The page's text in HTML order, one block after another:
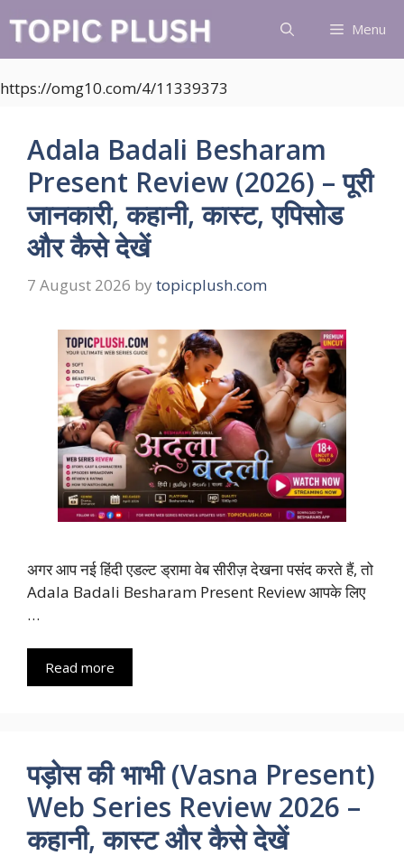
content
Menu
https://omg10.com/4/11339373
Adala Badali Besharam
Present Review (2026) – पूरी
जानकारी, कहानी, कास्ट, एपिसोड
और कैसे देखें
7 August 2026 by topicplush.com
अगर आप नई हिंदी एडल्ट ड्रामा वेब सीरीज़ देखना पसंद करते हैं, तो
Adala Badali Besharam Present Review आपके लिए
…
Read more
पड़ोस की भाभी (Vasna Present)
Web Series Review 2026 –
कहानी, कास्ट और कैसे देखें